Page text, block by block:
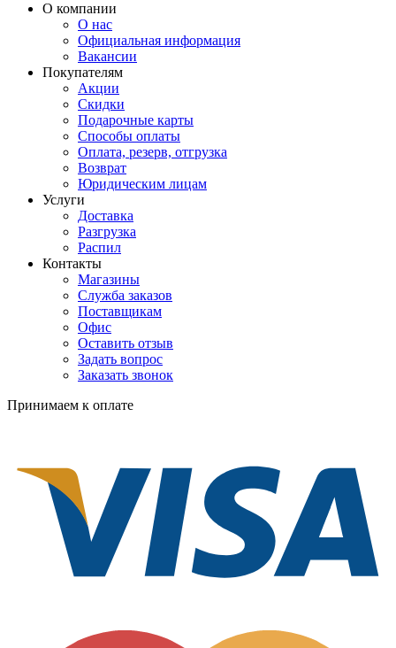
О компании
О нас
Официальная информация
Вакансии
Покупателям
Акции
Скидки
Подарочные карты
Способы оплаты
Оплата, резерв, отгрузка
Возврат
Юридическим лицам
Услуги
Доставка
Разгрузка
Распил
Контакты
Магазины
Служба заказов
Поставщикам
Офис
Оставить отзыв
Задать вопрос
Заказать звонок
Принимаем к оплате